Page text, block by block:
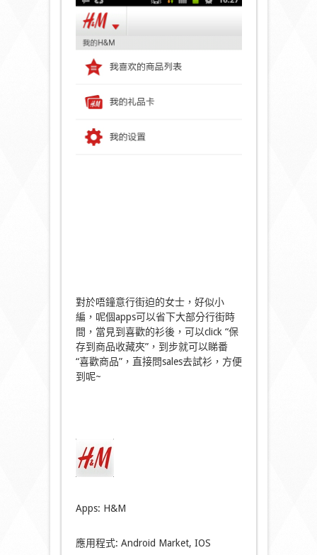
對於唔鐘意行街迫的女士，好似小
編，呢個apps可以省下大部分行街時
間，當見到喜歡的衫後，可以click “保
存到商品收藏夾”，到步就可以睇番
“喜歡商品”，直接問sales去試衫，方便
到呢~
Apps: H&M
應用程式: Android Market, IOS